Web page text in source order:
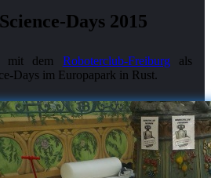
Days 2015
mit dem Roboterclub-Freiburgals